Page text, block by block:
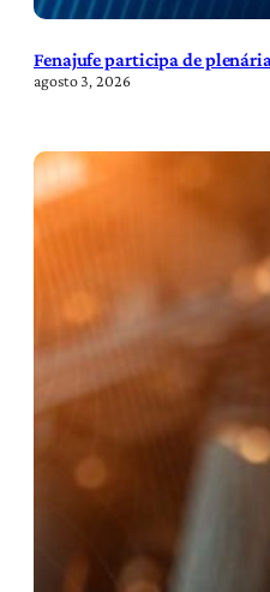
Fenajufe participa de
agosto 3, 2026